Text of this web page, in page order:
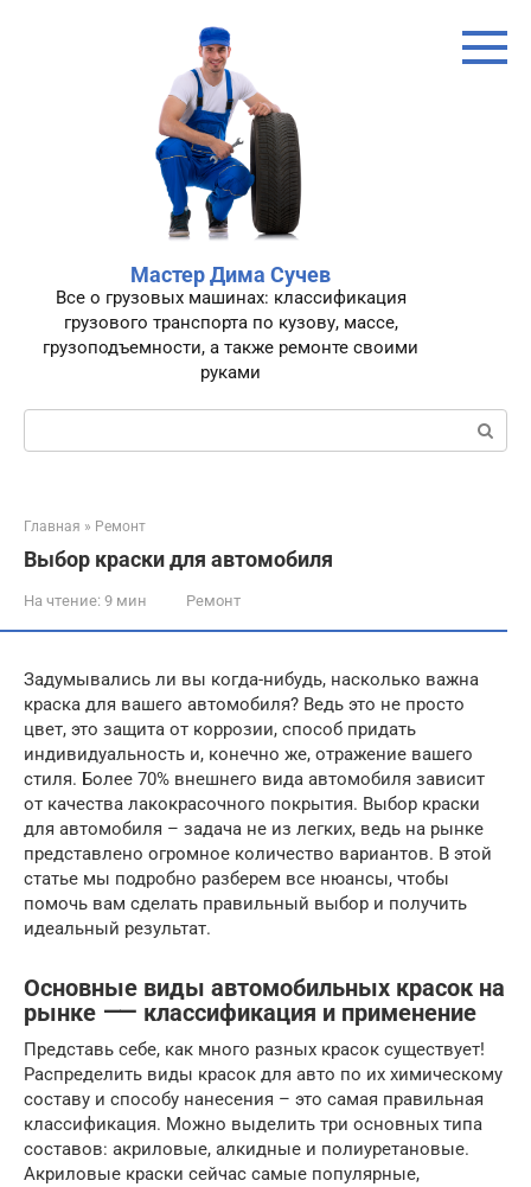
Мастер Дима Сучев
Все о грузовых машинах: классификация
грузового транспорта по кузову, массе,
грузоподъемности, а также ремонте своими
руками
Поиск:
Главная » Ремонт
Выбор краски для автомобиля
На чтение: 9 мин Ремонт
Задумывались ли вы когда-нибудь, насколько важна
краска для вашего автомобиля? Ведь это не просто
цвет, это защита от коррозии, способ придать
индивидуальность и, конечно же, отражение вашего
стиля. Более 70% внешнего вида автомобиля зависит
от качества лакокрасочного покрытия. Выбор краски
для автомобиля – задача не из легких, ведь на рынке
представлено огромное количество вариантов. В этой
статье мы подробно разберем все нюансы, чтобы
помочь вам сделать правильный выбор и получить
идеальный результат.
Основные виды автомобильных красок на
рынке ⸺ классификация и применение
Представь себе, как много разных красок существует!
Распределить виды красок для авто по их химическому
составу и способу нанесения – это самая правильная
классификация. Можно выделить три основных типа
составов: акриловые, алкидные и полиуретановые.
Акриловые краски сейчас самые популярные,